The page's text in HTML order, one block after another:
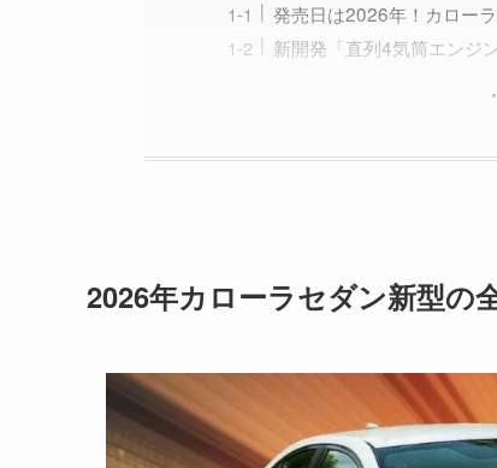
発売日は2026年！カロー
新開発「直列4気筒エンジ
2026年カローラセダン新型の